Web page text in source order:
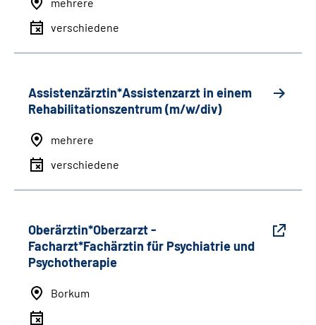
verschiedene
Assistenzärztin*Assistenzarzt in einem
Rehabilitationszentrum (m/w/div)
mehrere
verschiedene
Oberärztin*Oberzarzt -
Facharzt*Fachärztin für Psychiatrie und
Psychotherapie
Borkum